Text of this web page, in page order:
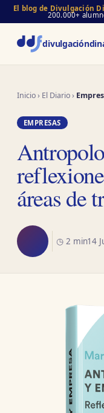
El blog de Divulgación
200.000+
divulgación
Inicio› El Diario›
EMPRESAS
áreas de
◷ 2 min14